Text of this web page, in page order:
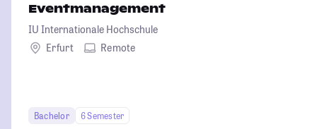
Eventmanagement
IU Internationale Hochschule
Erfurt
Remote
Bachelor
6 Semester